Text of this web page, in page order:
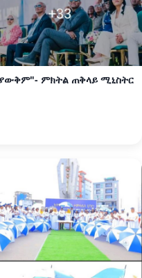
ምክትል ጠቅላይ ሚኒስትር